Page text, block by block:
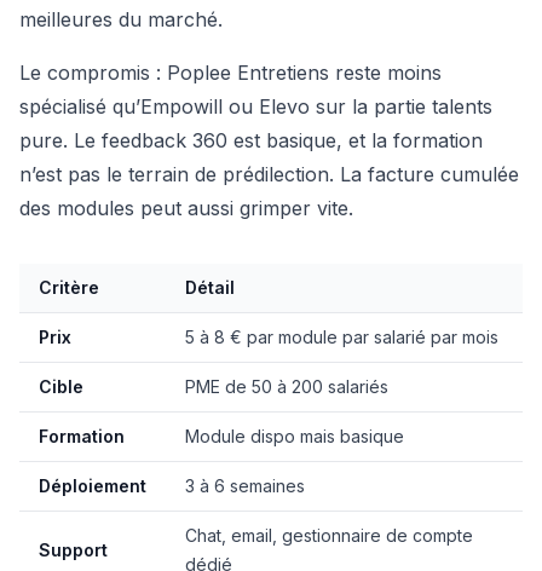
meilleures du marché.
Le compromis : Poplee Entretiens reste moins
spécialisé qu’Empowill ou Elevo sur la partie talents
pure. Le feedback 360 est basique, et la formation
n’est pas le terrain de prédilection. La facture cumulée
des modules peut aussi grimper vite.
Critère Détail
Prix 5 à 8 € par module par salarié par mois
Cible PME de 50 à 200 salariés
Formation Module dispo mais basique
Déploiement 3 à 6 semaines
Support
Chat, email, gestionnaire de compte
dédié